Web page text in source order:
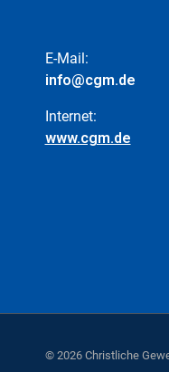
E-Mail:
info@cgm.de
Internet:
www.cgm.de
© 2026 Christliche